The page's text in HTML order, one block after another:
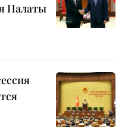
Палаты